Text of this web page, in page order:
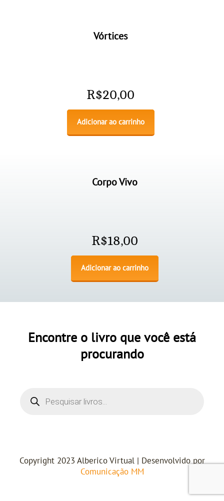
Vórtices
R$20,00
Adicionar ao carrinho
Corpo Vivo
R$18,00
Adicionar ao carrinho
Encontre o livro que você está
procurando
Copyright 2023 Alberico Virtual | Desenvolvido por
Comunicação MM